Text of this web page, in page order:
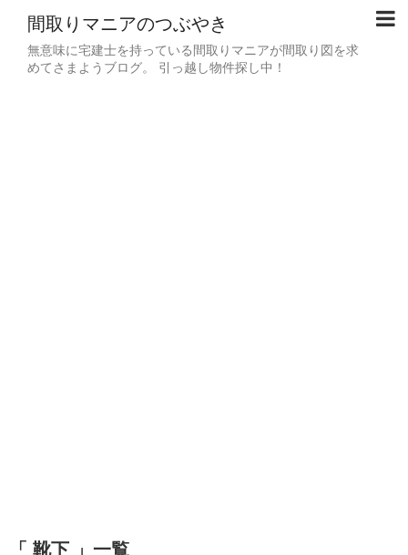
間取りマニアのつぶやき
無意味に宅建士を持っている間取りマニアが間取り図を求
めてさまようブログ。 引っ越し物件探し中！
「 靴下 」一覧